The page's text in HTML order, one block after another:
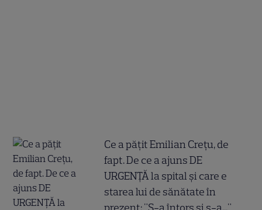
Ce a pățit Emilian Crețu, de
fapt. De ce a ajuns DE
URGENȚĂ la spital și care e
starea lui de sănătate în